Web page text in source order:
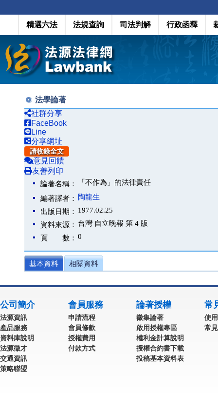
精選六法 法規查詢 司法判解 行政函釋
法學論著
社群分享
FaceBook
Line
分享網址
請收錄全文
意見回饋
友善列印
論著名稱： 「不作為」的法律責任
編著譯者：
陶龍生
出版日期： 1977.02.25
資料來源： 台灣 自立晚報 第 4 版
頁 數： 0
基本資料 相關資料
公司簡介
法源資訊
產品服務
資料庫說明
法源徵才
交通資訊
策略聯盟
會員服務
申請流程
會員條款
授權費用
付款方式
論著授權
徵集論著
啟用授權專區
權利金計算說明
授權合約書下載
投稿基本資料表
常
使
常